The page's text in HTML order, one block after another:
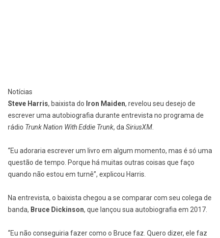
Notícias
Steve Harris, baixista do Iron Maiden, revelou seu desejo de
escrever uma autobiografia durante entrevista no programa de
rádio Trunk Nation With Eddie Trunk, daSiriusXM.
“Eu adoraria escrever um livro em algum momento, mas é só uma
questão de tempo. Porque há muitas outras coisas que faço
quando não estou em turnê”, explicou Harris.
Na entrevista, o baixista chegou a se comparar com seu colega de
banda, Bruce Dickinson, que lançou sua autobiografia em 2017.
“Eu não conseguiria fazer como o Bruce faz. Quero dizer, ele faz